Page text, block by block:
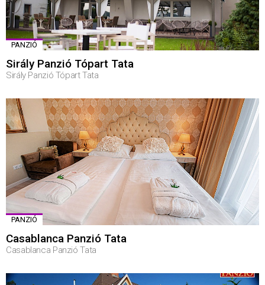
PANZIÓ
Sirály Panzió Tópart Tata
Sirály Panzió Tópart Tata
PANZIÓ
Casablanca Panzió Tata
Casablanca Panzió Tata